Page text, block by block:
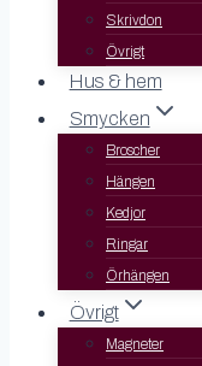
Skrivdon
Övrigt
Hus & hem
Smycken
Broscher
Hängen
Kedjor
Ringar
Örhängen
Övrigt
Magneter